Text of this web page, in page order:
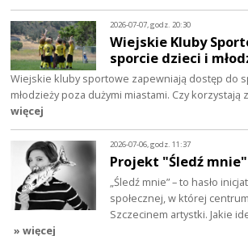
2026-07-07, godz. 20:30
Wiejskie Kluby
sporcie dzieci i
Wiejskie kluby sportowe zapewniają dostęp do
młodzieży poza dużymi miastami. Czy korzystają
więcej
2026-07-06, godz. 11:37
Projekt "Śledź
„Śledź mnie” – to hasło
społecznej, w której
Szczecinem artystki. Jakie
» więcej